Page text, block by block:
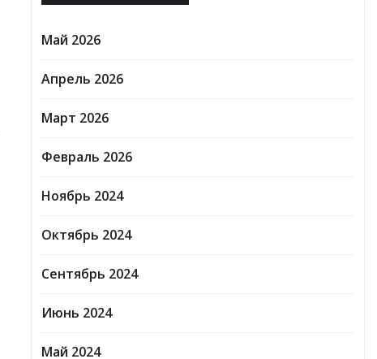
Май 2026
Апрель 2026
Март 2026
Февраль 2026
Ноябрь 2024
Октябрь 2024
Сентябрь 2024
Июнь 2024
Май 2024